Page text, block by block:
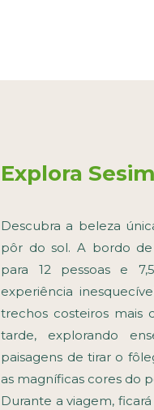
Explora
Descubra a beleza
pôr do sol. A bordo
para 12 pessoas e
experiência
trechos costeiros mais
tarde, explorando
paisagens de tirar o
as magníficas cores do
Durante a viagem,